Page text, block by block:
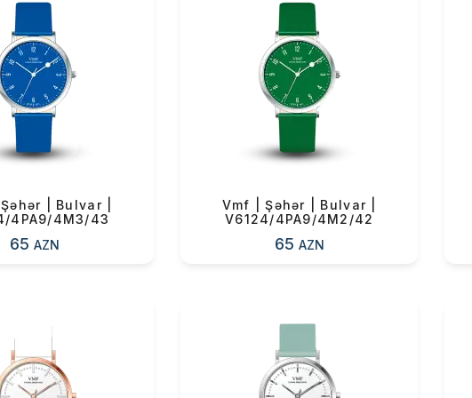
Və nəhayət, belə bir saat
— Vahid Mustafayev.
| Bulvar |
4PA9/4M3/43
65AZN
Vmf | Şəhər | Bulvar |
V6124/4PA9/4M2/42
65 AZN
səbətə əlavə edildi
detalları